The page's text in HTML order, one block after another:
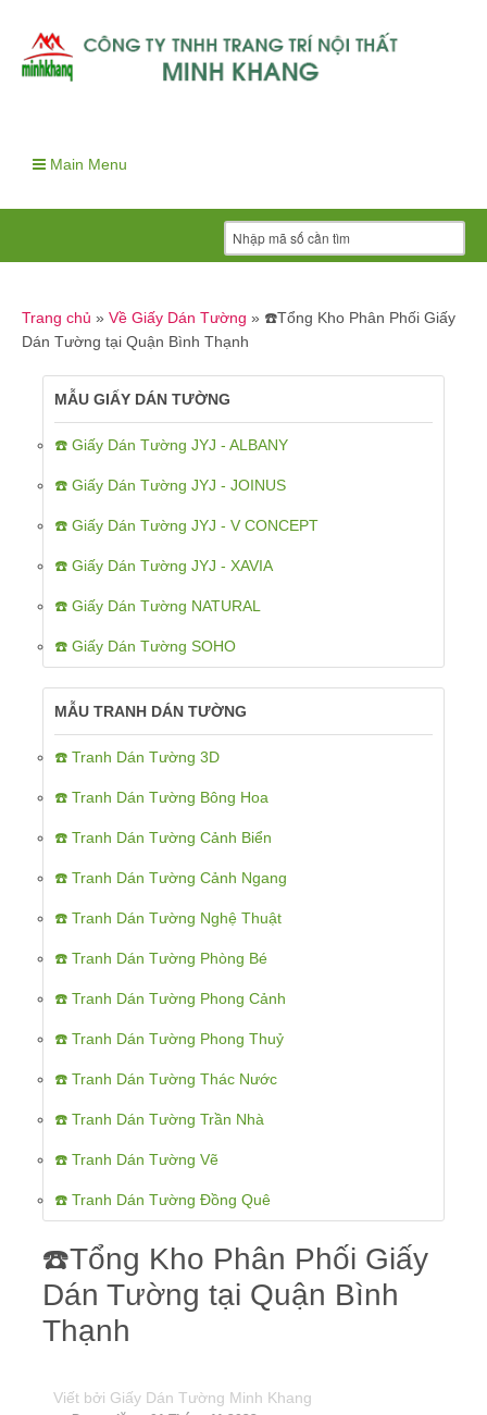
Main Menu
Trang chủ » Về Giấy Dán Tường » ☎️Tổng Kho Phân Phối Giấy
Dán Tường tại Quận Bình Thạnh
MẪU GIẤY DÁN TƯỜNG
☎️ Giấy Dán Tường JYJ - ALBANY
☎️ Giấy Dán Tường JYJ - JOINUS
☎️ Giấy Dán Tường JYJ - V CONCEPT
☎️ Giấy Dán Tường JYJ - XAVIA
☎️ Giấy Dán Tường NATURAL
☎️ Giấy Dán Tường SOHO
MẪU TRANH DÁN TƯỜNG
☎️ Tranh Dán Tường 3D
☎️ Tranh Dán Tường Bông Hoa
☎️ Tranh Dán Tường Cảnh Biển
☎️ Tranh Dán Tường Cảnh Ngang
☎️ Tranh Dán Tường Nghệ Thuật
☎️ Tranh Dán Tường Phòng Bé
☎️ Tranh Dán Tường Phong Cảnh
☎️ Tranh Dán Tường Phong Thuỷ
☎️ Tranh Dán Tường Thác Nước
☎️ Tranh Dán Tường Trần Nhà
☎️ Tranh Dán Tường Vẽ
☎️ Tranh Dán Tường Đồng Quê
☎️Tổng Kho Phân Phối Giấy
Dán Tường tại Quận Bình
Thạnh
Viết bởi Giấy Dán Tường Minh Khang